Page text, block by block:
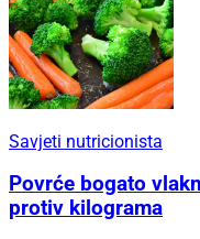
Savjeti nutricionista
Povrće bogato
protiv kilograma